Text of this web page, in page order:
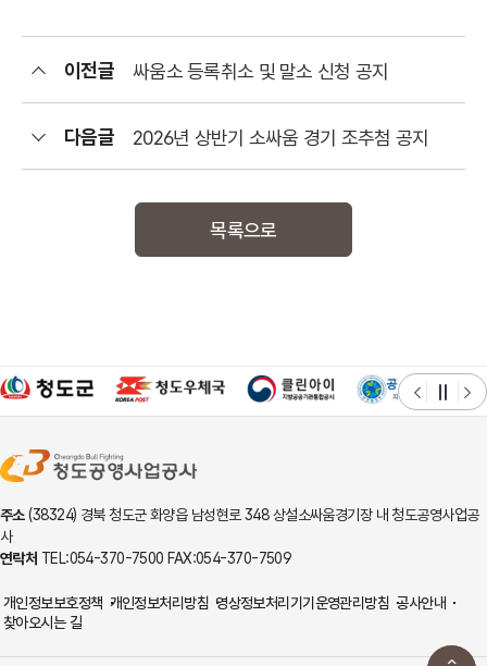
이전글 싸움소 등록취소 및 말소 신청 공지
다음글 2026년 상반기 소싸움 경기 조추첨 공지
목록으로
주소(38324) 경북 청도군 화양읍 남성현로 348 상설소싸움경기장 내 청도공영사업공
사
연락처 TEL:054-370-7500 FAX:054-370-7509
개인정보보호정책 개인정보처리방침 영상정보처리기기운영관리방침 공사안내
찾아오시는 길